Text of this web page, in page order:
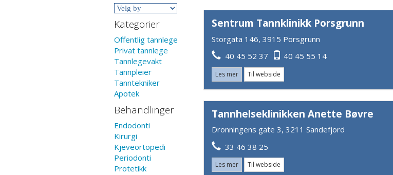
Kategorier
Offentlig tannlege
Privat tannlege
Tannlegevakt
Tannpleier
Tanntekniker
Apotek
Behandlinger
Endodonti
Kirurgi
Kjeveortopedi
Periodonti
Protetikk
Sentrum Tannklinikk Porsgrunn
Storgata 146, 3915 Porsgrunn
40 45 52 37
40 45 55 14
Les mer Til webside
Tannhelseklinikken Anette Bøvre
Dronningens gate 3, 3211 Sandefjord
33 46 38 25
Les mer Til webside